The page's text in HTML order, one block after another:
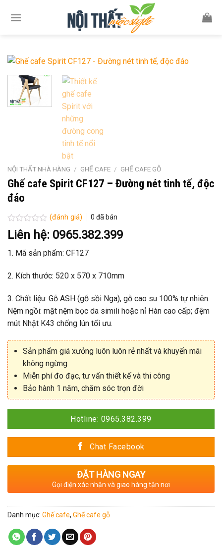
NỘI THẤT NHÀ HÀNG / GHẾ CAFE / GHẾ CAFE GỖ
Ghế cafe Spirit CF127 – Đường nét tinh tế, độc
đáo
Được
xếp
0
(đánh giá) 0 đã bán
Liên hệ: 0965.382.399
1. Mã sản phẩm: CF127
2. Kích thước: 520 x 570 x 710mm
3. Chất liệu: Gỗ ASH (gỗ sồi Nga), gỗ cao su 100% tự nhiên.
Nệm ngồi: mặt nệm bọc da simili hoặc nỉ Hàn cao cấp; đệm
mút Nhật K43 chống lún tối ưu.
Sản phẩm giá xưởng luôn luôn rẻ nhất và khuyến mãi
không ngừng
Miễn phí đo đạc, tư vấn thiết kế và thi công
Bảo hành 1 năm, chăm sóc trọn đời
Hotline: 0965.382.399
Chat Facebook
ĐẶT HÀNG NGAY
Gọi điện xác nhận và giao hàng tận nơi
Danh mục: Ghế cafe, Ghế cafe gỗ